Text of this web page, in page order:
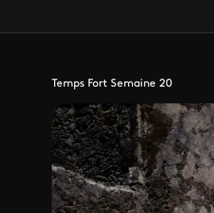
Temps Fort Semaine 20